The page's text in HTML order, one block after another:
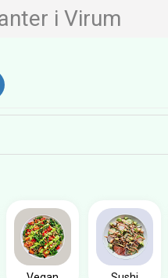
i Virum